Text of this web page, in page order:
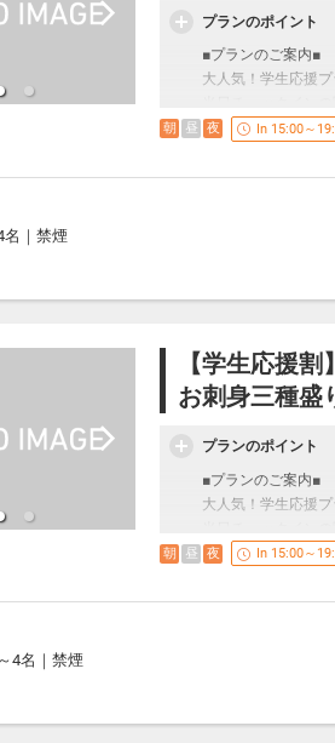
プランのポイント
■プランのご案内■
大人気！学生応援プ
通常よりもお得な
■当日ご持参いただ
グループに1名様
当日ご持参が無い
せ。
の写真
・ご夕食（お刺身
※食材の産地や銘
※夕食時飲み放題
・ご朝食
和食膳をご用意い
・夕朝食は2階お食
・お食事時間を2
・連泊の場合、2
朝 昼 夜 In 15:00～
名 ｜ 禁煙
【学生応援
お刺身三種盛
プランのポイント
■プランのご案内■
大人気！学生応援プ
通常よりもお得な
■当日ご持参いただ
グループに1名様
当日ご持参が無い
せ。
朝 昼 夜 In 15:00～
4名 ｜ 禁煙